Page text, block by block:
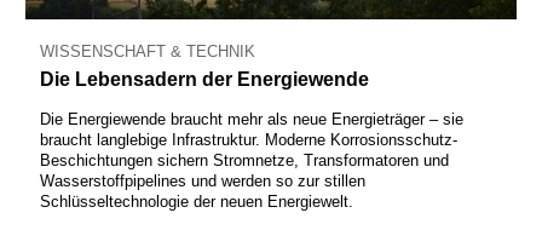
WISSENSCHAFT & TECHNIK
Die Lebensadern der Energiewende
Die Energiewende braucht mehr als neue Energieträger – sie
braucht langlebige Infrastruktur. Moderne Korrosionsschutz-
Beschichtungen sichern Stromnetze, Transformatoren und
Wasserstoffpipelines und werden so zur stillen
Schlüsseltechnologie der neuen Energiewelt.